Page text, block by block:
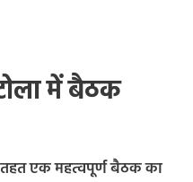
में बैठक
तहत एक महत्वपूर्ण बैठक का